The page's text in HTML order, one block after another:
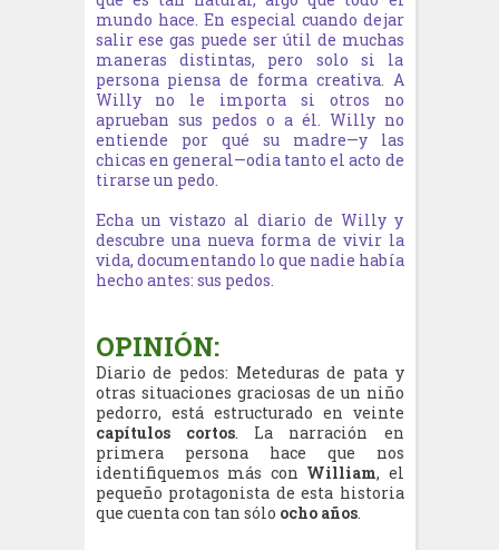
mundo hace. En especial cuando dejar
salir ese gas puede ser útil de muchas
maneras distintas, pero solo si la
persona piensa de forma creativa. A
Willy no le importa si otros no
aprueban sus pedos o a él. Willy no
entiende por qué su madre—y las
chicas en general—odia tanto el acto de
tirarse un pedo.
Echa un vistazo al diario de Willy y
descubre una nueva forma de vivir la
vida, documentando lo que nadie había
hecho antes: sus pedos.
OPINIÓN:
Diario de pedos: Meteduras de pata y
otras situaciones graciosas de un niño
pedorro, está estructurado en veinte
capítulos cortos. La narración en
primera persona hace que nos
identifiquemos más con William, el
pequeño protagonista de esta historia
que cuenta con tan sólo ocho años.